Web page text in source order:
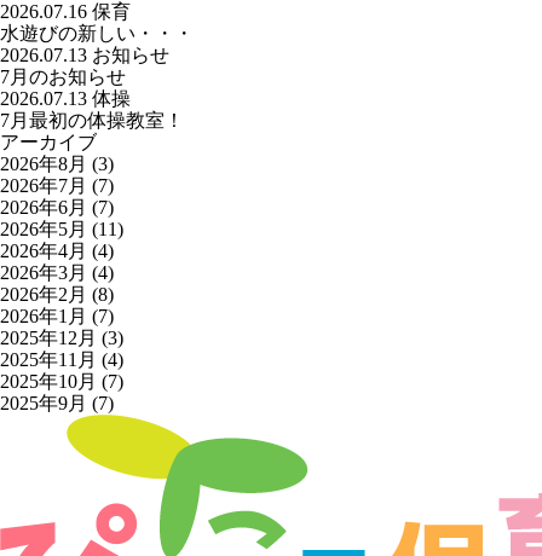
2026.07.16 保育
水遊びの新しい・・・
2026.07.13 お知らせ
7月のお知らせ
2026.07.13 体操
7月最初の体操教室！
アーカイブ
2026年8月 (3)
2026年7月 (7)
2026年6月 (7)
2026年5月 (11)
2026年4月 (4)
2026年3月 (4)
2026年2月 (8)
2026年1月 (7)
2025年12月 (3)
2025年11月 (4)
2025年10月 (7)
2025年9月 (7)